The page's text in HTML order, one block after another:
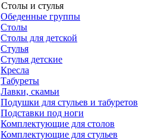
Столы и стулья
Обеденные группы
Столы
Столы для детской
Стулья
Стулья детские
Кресла
Табуреты
Лавки, скамьи
Подушки для стульев и табуретов
Подставки под ноги
Комплектующие для столов
Комплектующие для стульев